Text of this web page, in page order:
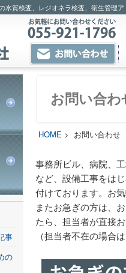
水質検査、レジオネラ検査、衛生管理
お問い合わ
HOME > お問い合わせ
事務所ビル、病院、
など、設備工事をは
付けております。お
またお急ぎの方は、
たら、担当者が直接お
（担当者不在の場合
事
の